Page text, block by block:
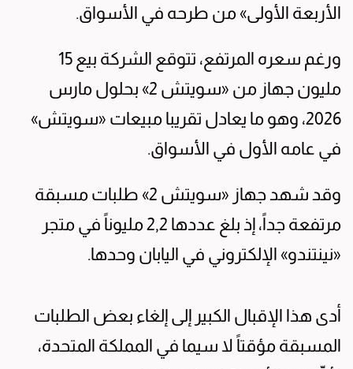
الأربعة الأولى» من طرحه في الأسواق.
ورغم سعره المرتفع، تتوقع الشركة بيع 15
مليون جهاز من «سويتش 2» بحلول مارس
2026، وهو ما يعادل تقريبا مبيعات «سويتش»
في عامه الأول في الأسواق.
وقد شهد جهاز «سويتش 2» طلبات مسبقة
مرتفعة جداً، إذ بلغ عددها 2,2 مليوناً في متجر
«نينتندو» الإلكتروني في اليابان وحدها.
أدى هذا الإقبال الكبير إلى إلغاء بعض الطلبات
المسبقة مؤقتاً لا سيما في المملكة المتحدة،